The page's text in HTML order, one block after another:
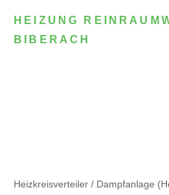
HEIZUNG
BIBERACH
Heizkreisverteiler / Dampfanlage